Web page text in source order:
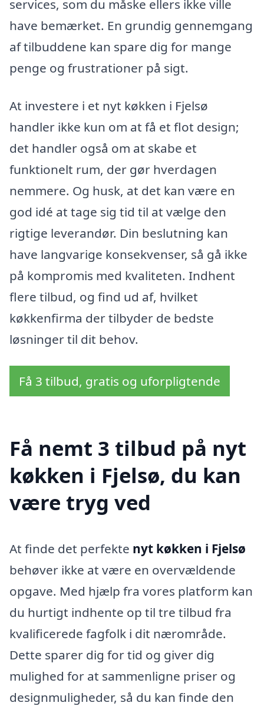
services, som du måske ellers ikke ville
have bemærket. En grundig gennemgang
af tilbuddene kan spare dig for mange
penge og frustrationer på sigt.
At investere i et nyt køkken i Fjelsø
handler ikke kun om at få et flot design;
det handler også om at skabe et
funktionelt rum, der gør hverdagen
nemmere. Og husk, at det kan være en
god idé at tage sig tid til at vælge den
rigtige leverandør. Din beslutning kan
have langvarige konsekvenser, så gå ikke
på kompromis med kvaliteten. Indhent
flere tilbud, og find ud af, hvilket
køkkenfirma der tilbyder de bedste
løsninger til dit behov.
Få 3 tilbud, gratis og uforpligtende
Få nemt 3 tilbud på nyt
køkken i Fjelsø, du kan
være tryg ved
At finde det perfekte nyt køkken i Fjelsø
behøver ikke at være en overvældende
opgave. Med hjælp fra vores platform kan
du hurtigt indhente op til tre tilbud fra
kvalificerede fagfolk i dit nærområde.
Dette sparer dig for tid og giver dig
mulighed for at sammenligne priser og
designmuligheder, så du kan finde den